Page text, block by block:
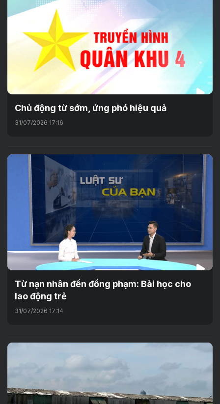
Chủ động từ sớm, ứng phó hiệu quả
31/07/2026 17:16
Từ nạn nhân đến đồng phạm: Bài học cho
lao động trẻ
31/07/2026 17:14